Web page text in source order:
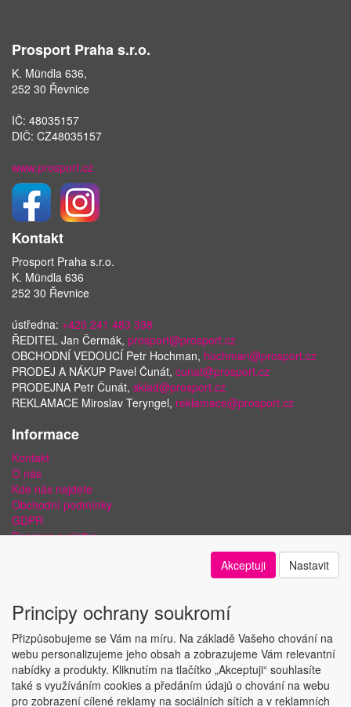
Prosport Praha s.r.o.
K. Mündla 636,
252 30 Řevnice
IČ: 48035157
DIČ: CZ48035157
www.prosport.cz
Kontakt
Prosport Praha s.r.o.
K. Mündla 636
252 30 Řevnice
ústředna: +420 241 483 338
ŘEDITEL Jan Čermák, prosport@prosport.cz
OBCHODNÍ VEDOUCÍ Petr Hochman, hochman@prosport.cz
PRODEJ A NÁKUP Pavel Čunát, cunat@prosport.cz
PRODEJNA Petr Čunát, sklad@prosport.cz
REKLAMACE Miroslav Teryngel, reklamace@prosport.cz
Informace
Kontakt
O nás
Kde nás najdete
Obchodní podmínky
GDPR
Doprava a platba
Copyright © ABRA Software a.s. 2018
Akceptuji Nastavit
Principy ochrany soukromí
Přizpůsobujeme se Vám na míru. Na základě Vašeho chování na
webu personalizujeme jeho obsah a zobrazujeme Vám relevantní
nabídky a produkty. Kliknutím na tlačítko „Akceptuji“ souhlasíte
také s využíváním cookies a předáním údajů o chování na webu
pro zobrazení cílené reklamy na sociálních sítích a v reklamních